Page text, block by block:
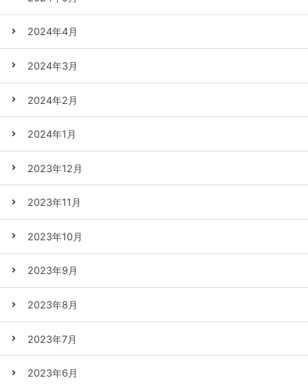
2024年4月
2024年3月
2024年2月
2024年1月
2023年12月
2023年11月
2023年10月
2023年9月
2023年8月
2023年7月
2023年6月